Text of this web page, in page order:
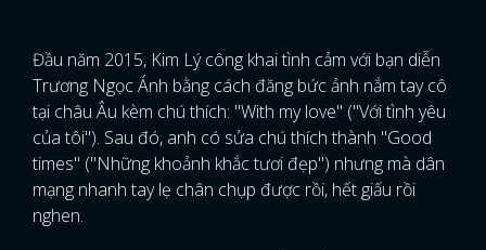
Đầu năm 2015, Kim Lý công khai tình cảm với bạn diễn
Trương Ngọc Ánh bằng cách đăng bức ảnh nắm tay cô
tại châu Âu kèm chú thích: "With my love" ("Với tình yêu
của tôi"). Sau đó, anh có sửa chú thích thành "Good
times" ("Những khoảnh khắc tươi đẹp") nhưng mà dân
mạng nhanh tay lẹ chân chụp được rồi, hết giấu rồi
nghen.